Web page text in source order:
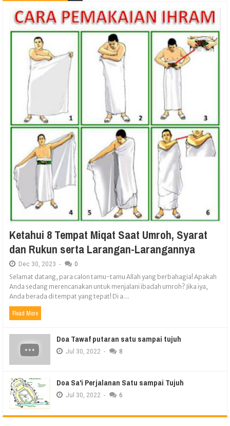
Ketahui 8 Tempat Miqat Saat Umroh, Syarat
dan Rukun serta Larangan-Larangannya
Dec 30, 2023 - 0
Selamat datang, para calon tamu-tamu Allah yang berbahagia! Apakah
Anda sedang merencanakan untuk menjalani ibadah umroh? Jika iya,
Anda berada di tempat yang tepat! Di a...
Read More
Doa Tawaf putaran satu sampai tujuh
Jul 30, 2022 - 8
Doa Sa'i Perjalanan Satu sampai Tujuh
Jul 30, 2022 - 6